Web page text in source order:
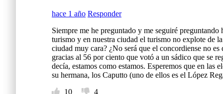
hace 1 año Responder
Siempre me he preguntado y me seguiré
turismo y en nuestra ciudad el turismo no explote de
ciudad muy cara? ¿No será que el concordiense no
gracias al 56 por ciento que votó a un sádico que se
decía, estamos como estamos. Esperemos que en las
su hermana, los Caputto (uno de ellos es el López
10
4